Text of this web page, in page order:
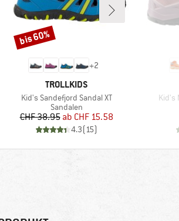
+2
MARKE
TROLLKIDS
Artikel
Kid's Sandefjord Sandal XT
Produktgruppe
Sandalen
Preis
CHF 38.95 reduzierter Preis
ab CHF 15.58
4.3( 15)
Rabatt
bis 60%
Artikel
Kid's